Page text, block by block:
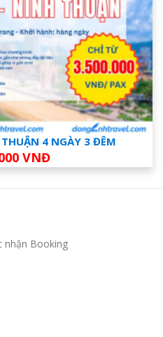
4 NGÀY 3 ĐÊM
VNĐ
nhận Booking